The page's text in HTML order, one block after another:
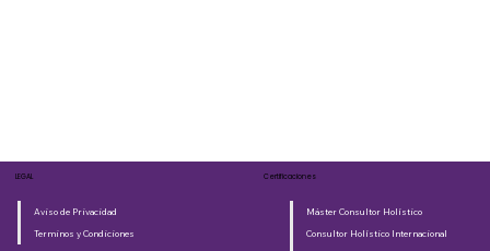
Aviso de Privacidad
Terminos y Condiciones
LEGAL
Máster Consultor Holístico
Consultor Holístico Internacional
Certificaciones